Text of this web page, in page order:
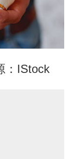
：IStock